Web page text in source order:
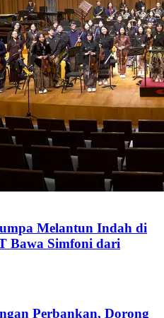
Melantun Indah di
Bawa Simfoni dari
Perbankan, Dorong